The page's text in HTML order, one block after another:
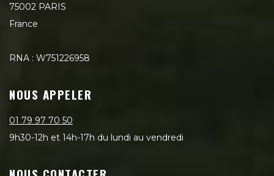
75002 PARIS
France
RNA : W751226958
NOUS APPELER
01 79 97 70 50
9h30-12h et 14h-17h du lundi au vendredi